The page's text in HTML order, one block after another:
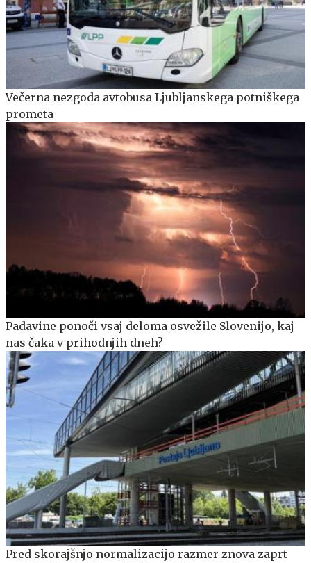
Večerna nezgoda avtobusa Ljubljanskega potniškega
prometa
Padavine ponoči vsaj deloma osvežile Slovenijo, kaj
nas čaka v prihodnjih dneh?
Pred skorajšnjo normalizacijo razmer znova zaprt